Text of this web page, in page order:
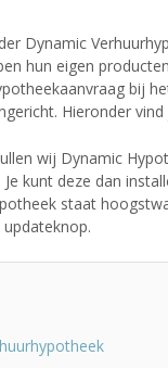
Dynamic
hun eigen
bij
Hieronder
wij Dynamic
. Je kunt deze dan
staat